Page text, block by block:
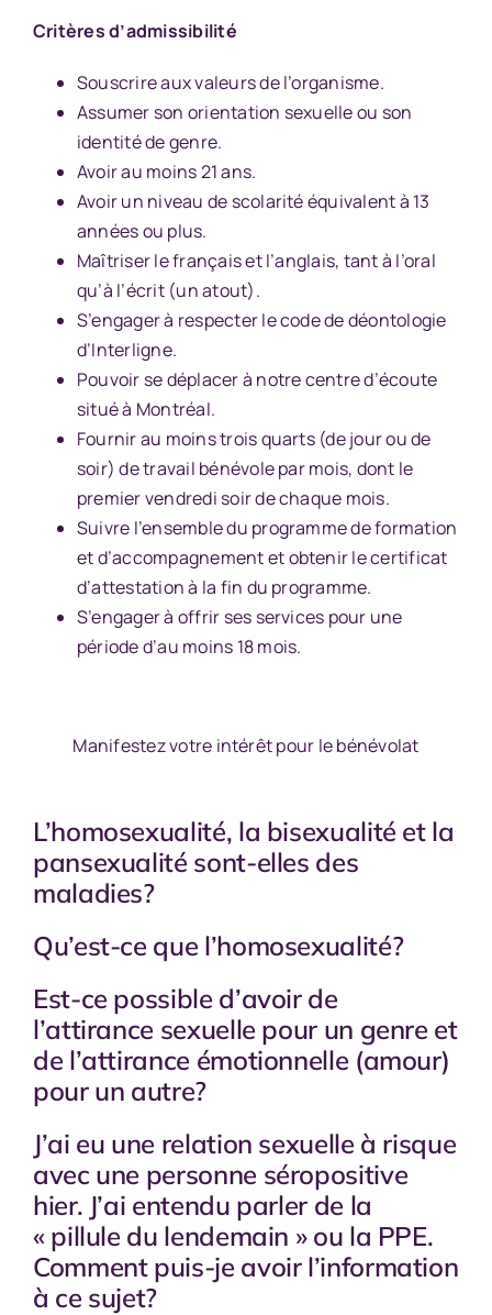
Critères d’admissibilité
Souscrire aux valeurs de l’organisme.
Assumer son orientation sexuelle ou son
identité de genre.
Avoir au moins 21 ans.
Avoir un niveau de scolarité équivalent à 13
années ou plus.
Maîtriser le français et l’anglais, tant à l’oral
qu’à l’écrit (un atout).
S’engager à respecter le code de déontologie
d’Interligne.
Pouvoir se déplacer à notre centre d’écoute
situé à Montréal.
Fournir au moins trois quarts (de jour ou de
soir) de travail bénévole par mois, dont le
premier vendredi soir de chaque mois.
Suivre l’ensemble du programme de formation
et d’accompagnement et obtenir le certificat
d’attestation à la fin du programme.
S’engager à offrir ses services pour une
période d’au moins 18 mois.
Manifestez votre intérêt pour le bénévolat
L’homosexualité, la bisexualité et la
pansexualité sont-elles des
maladies?
Qu’est-ce que l’homosexualité?
Est-ce possible d’avoir de
l’attirance sexuelle pour un genre et
de l’attirance émotionnelle (amour)
pour un autre?
J’ai eu une relation sexuelle à risque
avec une personne séropositive
hier. J’ai entendu parler de la
« pillule du lendemain » ou la PPE.
Comment puis-je avoir l’information
à ce sujet?